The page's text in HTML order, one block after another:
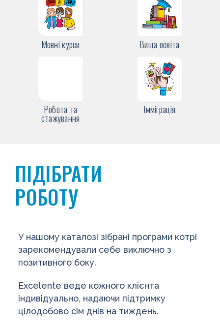
Мовні курси Вища освіта
Робота та
стажування
Імміграція
ПІДІБРАТИ
РОБОТУ
У нашому каталозі зібрані програми котрі
зарекомендували себе виключно з
позитивного боку.
Excelente веде к​​ожного клієнта
індивідуально, надаючи підтримку
цілодобово сім днів на тиждень.